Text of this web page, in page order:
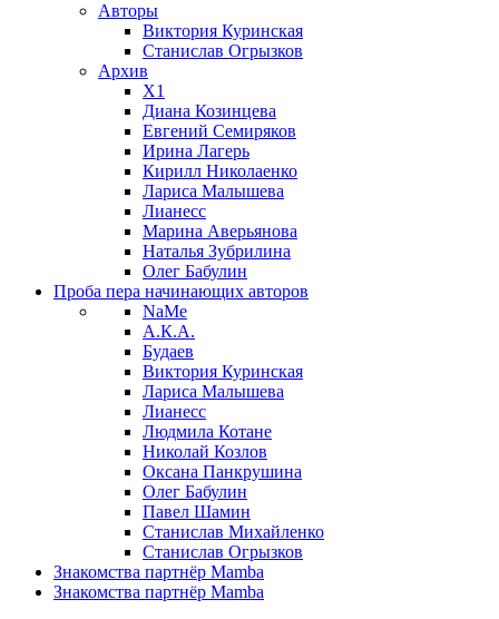
Авторы
Виктория Куринская
Станислав Огрызков
Архив
X1
Диана Козинцева
Евгений Семиряков
Ирина Лагерь
Кирилл Николаенко
Лариса Малышева
Лианесс
Марина Аверьянова
Наталья Зубрилина
Олег Бабулин
Проба пера начинающих авторов
NaMe
А.К.А.
Будаев
Виктория Куринская
Лариса Малышева
Лианесс
Людмила Котане
Николай Козлов
Оксана Панкрушина
Олег Бабулин
Павел Шамин
Станислав Михайленко
Станислав Огрызков
Знакомства партнёр Mamba
Знакомства партнёр Mamba